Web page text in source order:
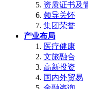
资质证书及
领导关怀
集团荣誉
产业布局
医疗健康
文旅融合
高新投资
国内外贸易